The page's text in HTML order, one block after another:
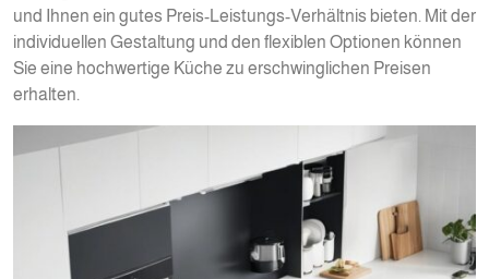
und Ihnen ein gutes Preis-Leistungs-Verhältnis bieten. Mit der
individuellen Gestaltung und den flexiblen Optionen können
Sie eine hochwertige Küche zu erschwinglichen Preisen
erhalten.